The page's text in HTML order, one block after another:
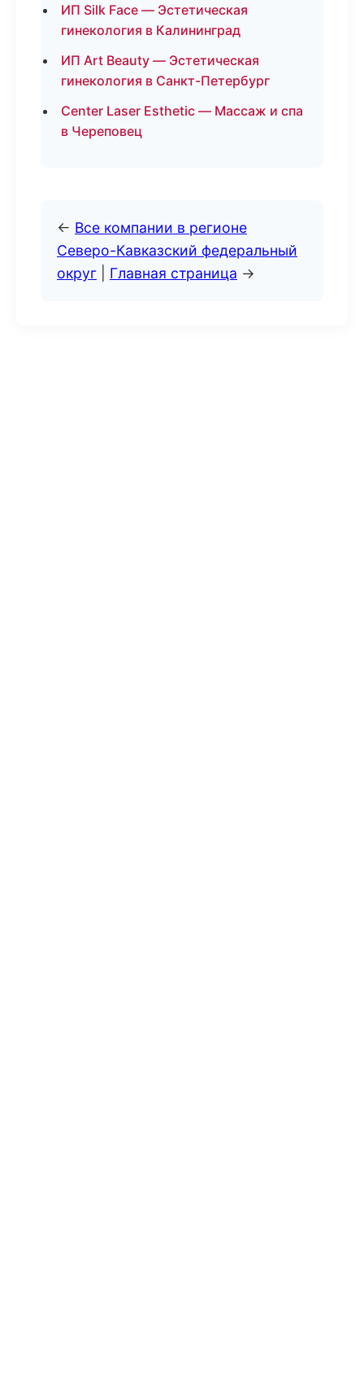
ИП Silk Face — Эстетическая
гинекология в Калининград
ИП Art Beauty — Эстетическая
гинекология в Санкт-Петербург
Center Laser Esthetic — Массаж и спа
в Череповец
← Все компании в регионе
Северо-Кавказский федеральный
округ
Главная страница →